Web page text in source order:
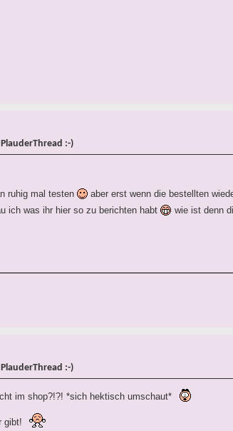
:-)
ruhig mal testen
aber erst wenn die bestellten
ich was ihr hier so zu berichten habt
wie ist denn
:-)
im shop?!?! *sich hektisch umschaut*
gibt!